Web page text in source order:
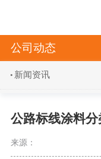
公司动态
新闻资讯
公路标线涂料
来源：